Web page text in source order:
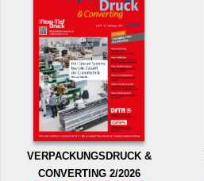
VERPACKUNGSDRUCK &
CONVERTING 2/2026